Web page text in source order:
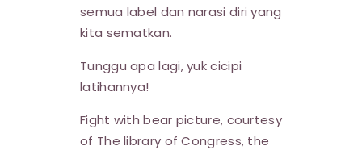
semua label dan narasi diri yang
kita sematkan.
Tunggu apa lagi, yuk cicipi
latihannya!
Fight with bear picture, courtesy
of The library of Congress, the